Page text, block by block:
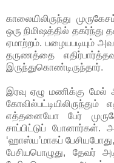
காலையிலிருந்து
ஒரு நிமிஷத்தில் தகர்ந்து
ஏமாற்றம். பழையபடியும்
தருணத்தை
இருந்துகொண்டிருந்தார்.
இரவு ஏழு மணிக்கு மேல்
எத்தனையோ பேர்
சாப்பிட்டுப் போனார்கள்.
‘ஹாஸ்ய’மாகப்
பேசியபொழுது, தேவர்